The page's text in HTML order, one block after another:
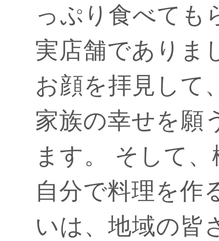
っぷり食べても
実店舗でありま
お顔を拝見して
家族の幸せを願
ます。 そして
自分で料理を作
いは、地域の皆